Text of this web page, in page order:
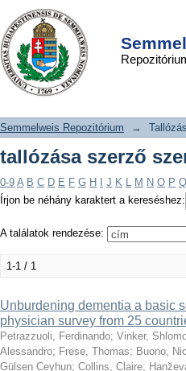
tallózása
Nicola"
DSpace/Manakin Repository
Semmelweis Repozitórium →
tallózása szerző
0-9 A B C D E F G H J K L M N O P Q
Írjon be néhány karaktert a kereséshez:
A találatok rendezése:
1-1 / 1
Unburdening dementia a basic
physician survey from 25
Petrazzuoli, Ferdinando; Vinker,
Alessandro; Frese, Thomas; Buono,
Gülsen Ceyhun; Collins, Claire;